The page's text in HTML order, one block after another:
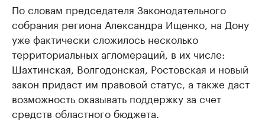
По словам председателя Законодательного
собрания региона Александра Ищенко, на Дону
уже фактически сложилось несколько
территориальных агломераций, в их числе:
Шахтинская, Волгодонская, Ростовская и новый
закон придаст им правовой статус, а также даст
возможность оказывать поддержку за счет
средств областного бюджета.